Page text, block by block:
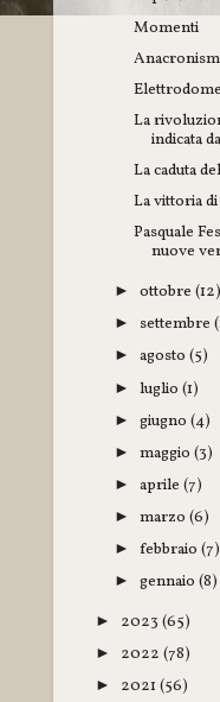
Momenti
La
indicata
La caduta
La vittoria
Pasquale
nuove
► ottobre (12)
► settembre
► agosto (5)
► luglio (1)
► giugno (4)
► maggio (3)
► aprile (7)
► marzo (6)
► febbraio (7)
► gennaio (8)
► 2023 (65)
► 2022 (78)
► 2021 (56)